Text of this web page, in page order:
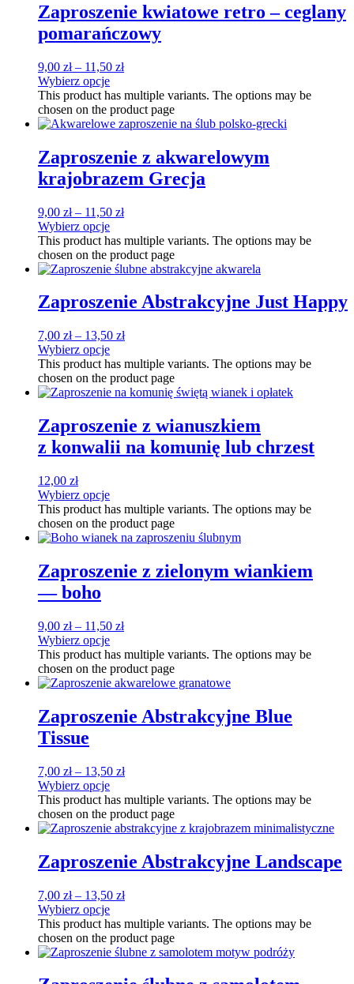
Zaproszenie kwiatowe retro – ceglany
pomarańczowy
9,00 zł– 11,50 zł
Wybierz opcje
This product has multiple variants. The options may be
chosen on the product page
Zaproszenie z akwarelowym
krajobrazem Grecja
9,00 zł– 11,50 zł
Wybierz opcje
This product has multiple variants. The options may be
chosen on the product page
Zaproszenie Abstrakcyjne Just Happy
7,00 zł– 13,50 zł
Wybierz opcje
This product has multiple variants. The options may be
chosen on the product page
Zaproszenie z wianuszkiem
z konwalii na komunię lub chrzest
12,00 zł
Wybierz opcje
This product has multiple variants. The options may be
chosen on the product page
Zaproszenie z zielonym wiankiem
— boho
9,00 zł– 11,50 zł
Wybierz opcje
This product has multiple variants. The options may be
chosen on the product page
Zaproszenie Abstrakcyjne Blue
Tissue
7,00 zł– 13,50 zł
Wybierz opcje
This product has multiple variants. The options may be
chosen on the product page
Zaproszenie Abstrakcyjne Landscape
7,00 zł– 13,50 zł
Wybierz opcje
This product has multiple variants. The options may be
chosen on the product page